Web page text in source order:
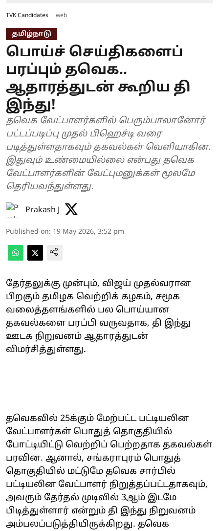
TVK Candidates web
தமிழ்நாடு
பொய்ச் செய்திகளைப்
பரப்பும் தவெக..
ஆதாரத்துடன் கூறிய தி
இந்து!
தவெக வேட்பாளர்களில் பெரும்பாலானோர்
பட்டப்படிப்பு முதல் பிஹெச்டி வரை
படித்துள்ளதாகவும் தகவல்கள் வெளியாகின.
இதுவும் உண்மையில்லை என்பது தவெக
வேட்பாளர்களின் வேட்புமனுக்கள் மூலமே
தெரியவந்துள்ளது.
Prakash J
Published on: 19 May 2026, 3:52 pm
தேர்தலுக்கு முன்பும், விஜய் முதல்வரான
பிறகும் தமிழக வெற்றிக் கழகம், சமூக
வலைத்தளங்களில் பல பொய்யான
தகவல்களை பரப்பி வருவதாக, தி இந்து
ஊடக நிறுவனம் ஆதாரத்துடன்
விமர்சித்துள்ளது.
தவெகவில் 25க்கும் மேற்பட்ட பட்டியலின
வேட்பாளர்கள் பொதுத் தொகுதியில்
போட்டியிட்டு வெற்றிப் பெற்றதாக தகவல்கள்
பரவின. ஆனால், சங்கராபுரம் பொதுத்
தொகுதியில் மட்டுமே தவெக சார்பில்
பட்டியலின வேட்பாளர் நிறுத்தப்பட்டதாகவும்,
அவரும் தேர்தல் முடிவில் 3ஆம் இடமே
பிடித்துள்ளார் என்றும் தி இந்து நிறுவனம்
அம்பலப்படுத்தியிருக்கிறது. தவெக